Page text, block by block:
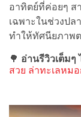
อาทิตย์ที่ค่อยๆ ส
เฉพาะในช่วงป
ทำให้ทัศนียภาพต
🌳 อ่านรีวิวเต็มๆ
สวย ล่าทะเลหม